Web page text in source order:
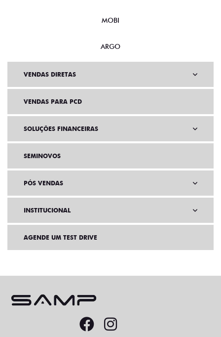
MOBI
ARGO
VENDAS DIRETAS
VENDAS PARA PCD
SOLUÇÕES FINANCEIRAS
SEMINOVOS
PÓS VENDAS
INSTITUCIONAL
AGENDE UM TEST DRIVE